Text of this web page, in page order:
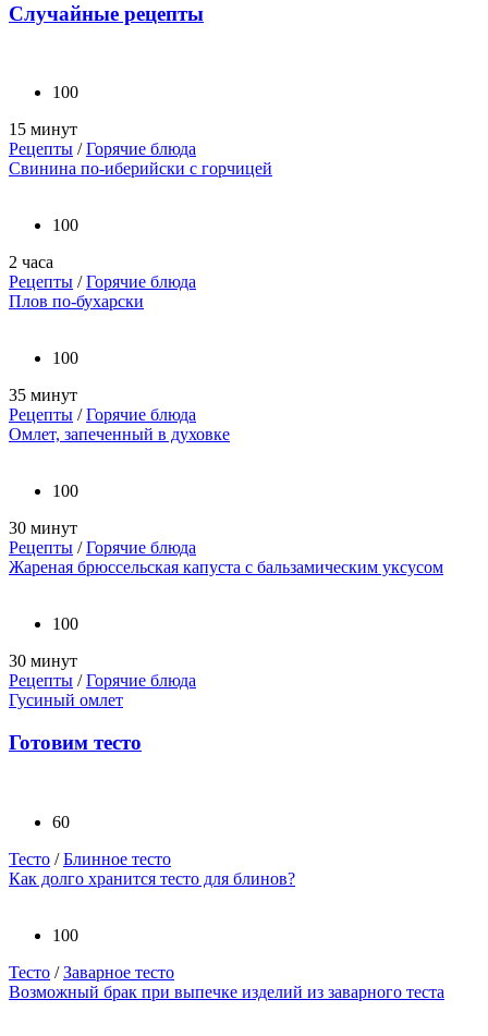
Случайные рецепты
100
15 минут
Рецепты /Горячие блюда
Свинина по-иберийски с горчицей
100
2 часа
Рецепты /Горячие блюда
Плов по-бухарски
100
35 минут
Рецепты /Горячие блюда
Омлет, запеченный в духовке
100
30 минут
Рецепты /Горячие блюда
Жареная брюссельская капуста с бальзамическим уксусом
100
30 минут
Рецепты /Горячие блюда
Гусиный омлет
Готовим тесто
60
Тесто /Блинное тесто
Как долго хранится тесто для блинов?
100
Тесто /Заварное тесто
Возможный брак при выпечке изделий из заварного теста